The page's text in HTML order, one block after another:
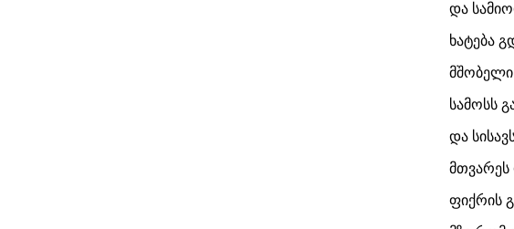
და
ხატება
მშობელი
სამოსს
და
მთვარეს
ფიქრის